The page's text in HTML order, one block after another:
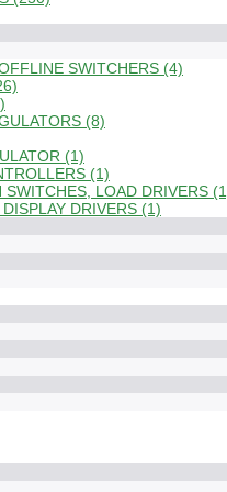
SWITCHERS (4)
(8)
(1)
(1)
SWITCHES, LOAD DRIVERS
DRIVERS (1)